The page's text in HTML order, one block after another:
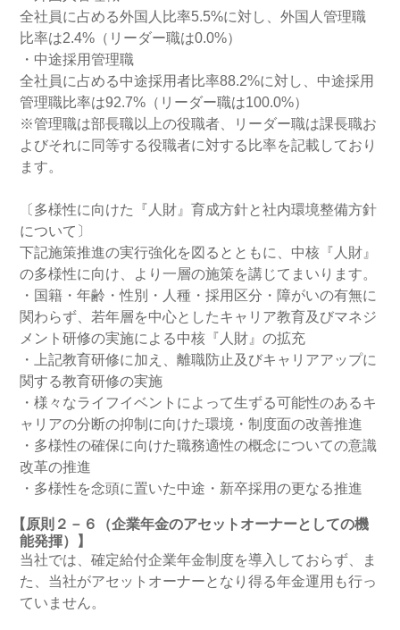
全社員に占める外国人比率5.5%に対し、外国人管理職
比率は2.4%（リーダー職は0.0%）
・中途採用管理職
全社員に占める中途採用者比率88.2%に対し、中途採用
管理職比率は92.7%（リーダー職は100.0%）
※管理職は部長職以上の役職者、リーダー職は課長職お
よびそれに同等する役職者に対する比率を記載しており
ます。
〔多様性に向けた『人財』育成方針と社内環境整備方針
について〕
下記施策推進の実行強化を図るとともに、中核『人財』
の多様性に向け、より一層の施策を講じてまいります。
・国籍・年齢・性別・人種・採用区分・障がいの有無に
関わらず、若年層を中心としたキャリア教育及びマネジ
メント研修の実施による中核『人財』の拡充
・上記教育研修に加え、離職防止及びキャリアアップに
関する教育研修の実施
・様々なライフイベントによって生ずる可能性のあるキ
ャリアの分断の抑制に向けた環境・制度面の改善推進
・多様性の確保に向けた職務適性の概念についての意識
改革の推進
・多様性を念頭に置いた中途・新卒採用の更なる推進
【原則２－６（企業年金のアセットオーナーとしての機
能発揮）】
当社では、確定給付企業年金制度を導入しておらず、ま
た、当社がアセットオーナーとなり得る年金運用も行っ
ていません。